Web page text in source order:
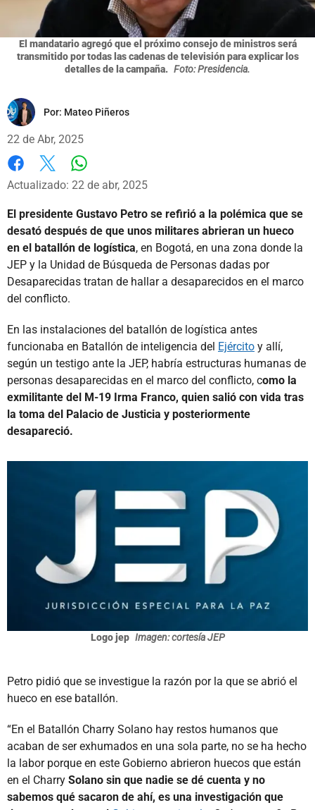
El mandatario agregó que el próximo consejo de ministros será
transmitido por todas las cadenas de televisión para explicar los
detalles de la campaña. Foto: Presidencia.
Por: Mateo Piñeros
22 de Abr, 2025
Facebook
X
Actualizado: 22 de abr, 2025
El presidente Gustavo Petro se refirió a la polémica que se
desató después de que unos militares abrieran un hueco
en el batallón de logística, en Bogotá, en una zona donde la
JEP y la Unidad de Búsqueda de Personas dadas por
Desaparecidas tratan de hallar a desaparecidos en el marco
del conflicto.
En las instalaciones del batallón de logística antes
funcionaba en Batallón de inteligencia del Ejército y allí,
según un testigo ante la JEP, habría estructuras humanas de
personas desaparecidas en el marco del conflicto, como la
exmilitante del M-19 Irma Franco, quien salió con vida tras
la toma del Palacio de Justicia y posteriormente
desapareció.
Logo jep Imagen: cortesía JEP
Petro pidió que se investigue la razón por la que se abrió el
hueco en ese batallón.
“En el Batallón Charry Solano hay restos humanos que
acaban de ser exhumados en una sola parte, no se ha hecho
la labor porque en este Gobierno abrieron huecos que están
en el Charry Solano sin que nadie se dé cuenta y no
sabemos qué sacaron de ahí, es una investigación que